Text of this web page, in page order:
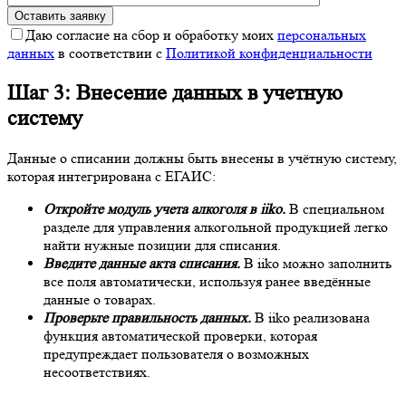
Даю согласие на сбор и обработку моих персональных
данных в соответствии с Политикой конфиденциальности
Шаг 3: Внесение данных в учетную
систему
Данные о списании должны быть внесены в учётную систему,
которая интегрирована с ЕГАИС:
Откройте модуль учета алкоголя в iiko. В специальном
разделе для управления алкогольной продукцией легко
найти нужные позиции для списания.
Введите данные акта списания. В iiko можно заполнить
все поля автоматически, используя ранее введённые
данные о товарах.
Проверьте правильность данных. В iiko реализована
функция автоматической проверки, которая
предупреждает пользователя о возможных
несоответствиях.